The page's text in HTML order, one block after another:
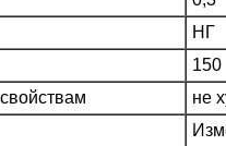
НГ
150
не